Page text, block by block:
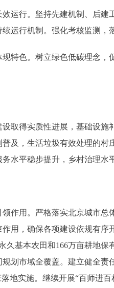
。坚持先建机制、后建工
运行机制。强化考核监测，
。树立绿色低碳理念，促
得实质性进展，基础设施
及，生活垃圾有效处理的
水平稳步提升，乡村治理水
用。严格落实北京城市总
用，确保各项建设依规有
久基本农田和166万亩耕地
划市域全覆盖。建立健全责
地实施。继续开展“百师进